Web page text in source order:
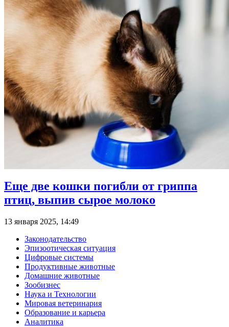
Еще две кошки погибли от гриппа
птиц, выпив сырое молоко
13 января 2025, 14:49
Законодательство
Эпизоотическая ситуация
Цифровые системы
Продуктивные животные
Домашние животные
Зообизнес
Наука и Технологии
Мировая ветеринария
Образование и карьера
Аналитика